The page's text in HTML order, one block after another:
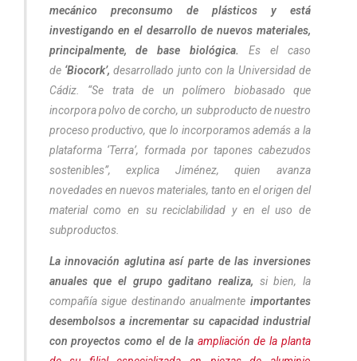
mecánico preconsumo de plásticos y está
investigando en el desarrollo de nuevos materiales,
principalmente, de base biológica.Es el caso
de ‘Biocork’, desarrollado junto con la Universidad de
Cádiz. “Se trata de un polímero biobasado que
incorpora polvo de corcho, un subproducto de nuestro
proceso productivo, que lo incorporamos además a la
plataforma ‘Terra’, formada por tapones cabezudos
sostenibles”, explica Jiménez, quien avanza
novedades en nuevos materiales, tanto en el origen del
material como en su reciclabilidad y en el uso de
subproductos.
La innovación aglutina así parte de las inversiones
anuales que el grupo gaditano realiza, si bien, la
compañía sigue destinando anualmente importantes
desembolsos a incrementar su capacidad industrial
con proyectos como el de la ampliación de la planta